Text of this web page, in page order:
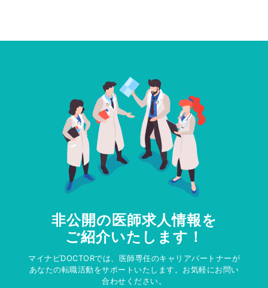
非公開の医師求人情報を
ご紹介いたします！
マイナビDOCTORでは、医師専任のキャリアパートナーが
あなたの転職活動をサポートいたします。お気軽にお問い
合わせください。